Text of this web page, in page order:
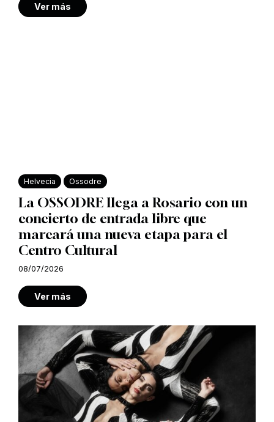
Ver más
Helvecia Ossodre
La OSSODRE llega a Rosario con un
concierto de entrada libre que
marcará una nueva etapa para el
Centro Cultural
08/07/2026
Ver más